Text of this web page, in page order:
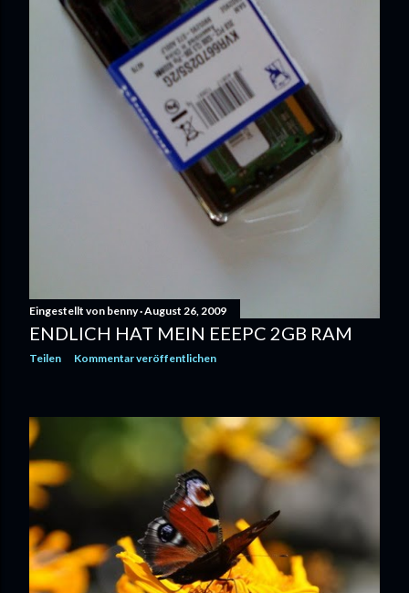
Eingestellt von benny August 26, 2009
ENDLICH HAT MEIN EEEPC 2GB RAM
Teilen Kommentar veröffentlichen